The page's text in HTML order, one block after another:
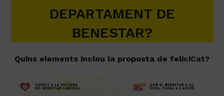
DEPARTAMENT DE
BENESTAR?
Quins elements inclou la proposta de feliciCat?